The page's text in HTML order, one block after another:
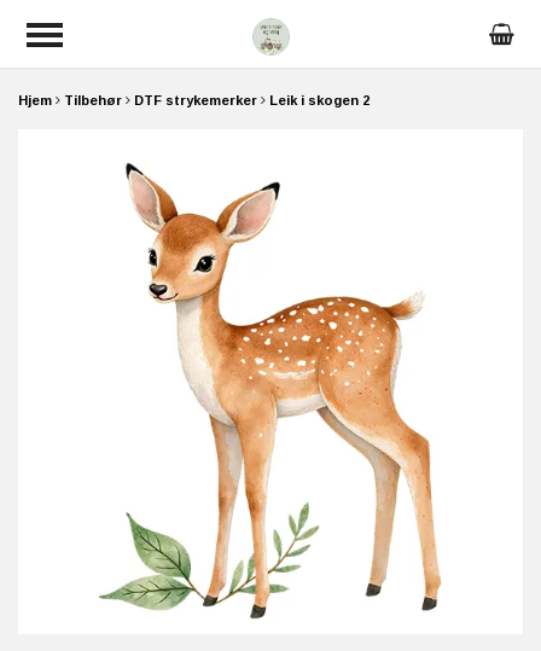
Hjem Tilbehør DTF strykemerker Leik i skogen 2